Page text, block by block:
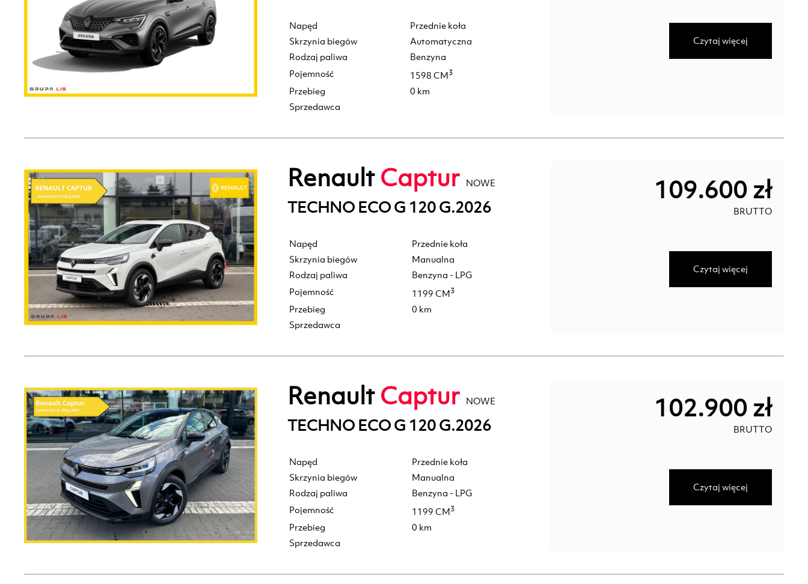
Napęd
Przednie koła
Skrzynia biegów
Automatyczna
Rodzaj paliwa
Benzyna
Pojemność
1598 CM3
Przebieg
0 km
Sprzedawca
Czytaj więcej
RenaultCaptur NOWE
TECHNO ECO G 120 G.2026
Napęd
Przednie koła
Skrzynia biegów
Manualna
Rodzaj paliwa
Benzyna - LPG
Pojemność
1199 CM3
Przebieg
0 km
Sprzedawca
109.600 zł
BRUTTO
Czytaj więcej
RenaultCaptur NOWE
TECHNO ECO G 120 G.2026
Napęd
Przednie koła
Skrzynia biegów
Manualna
Rodzaj paliwa
Benzyna - LPG
Pojemność
1199 CM3
Przebieg
0 km
Sprzedawca
102.900 zł
BRUTTO
Czytaj więcej